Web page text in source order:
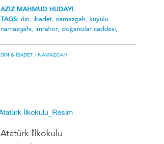
AZIZ MAHMUD HUDAYI
TAGS: din, ibadet, namazgah, kuyulu
namazgâhi, i̇mrahor, doğancılar caddesi,
DIN & İBADET / NAMAZGAH
Atatürk İlkokulu